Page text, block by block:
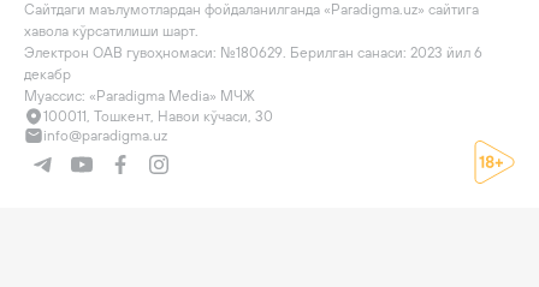
Сайтдаги маълумотлардан фойдаланилганда «Paradigma.uz» сайтига
хавола кўрсатилиши шарт.
Электрон ОАВ гувоҳномаси: №180629. Берилган санаси: 2023 йил 6
декабр
Муассис: «Paradigma Media» МЧЖ
100011, Тошкент, Навои кўчаси, 30
info@paradigma.uz